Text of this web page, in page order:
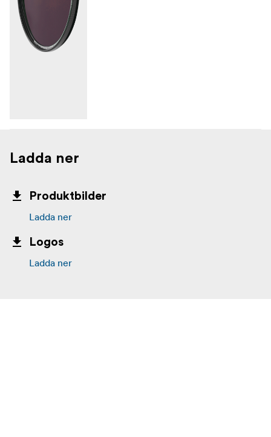
Ladda ner
Produktbilder
Ladda ner
Logos
Ladda ner